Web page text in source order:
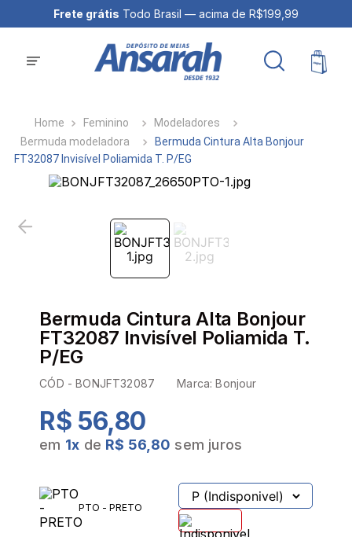
Frete grátis Todo Brasil — acima de R$199,99
Feminino
Modeladores
Bermuda modeladora
Bermuda Cintura Alta Bonjour
FT32087 Invisível Poliamida T. P/EG
Bermuda Cintura Alta Bonjour
FT32087 Invisível Poliamida T.
P/EG
CÓD -BONJFT32087 Marca:Bonjour
R$ 56,80
em 1x de R$ 56,80 sem juros
PROVADOR VIRTUAL
TABELA DE MEDIDAS